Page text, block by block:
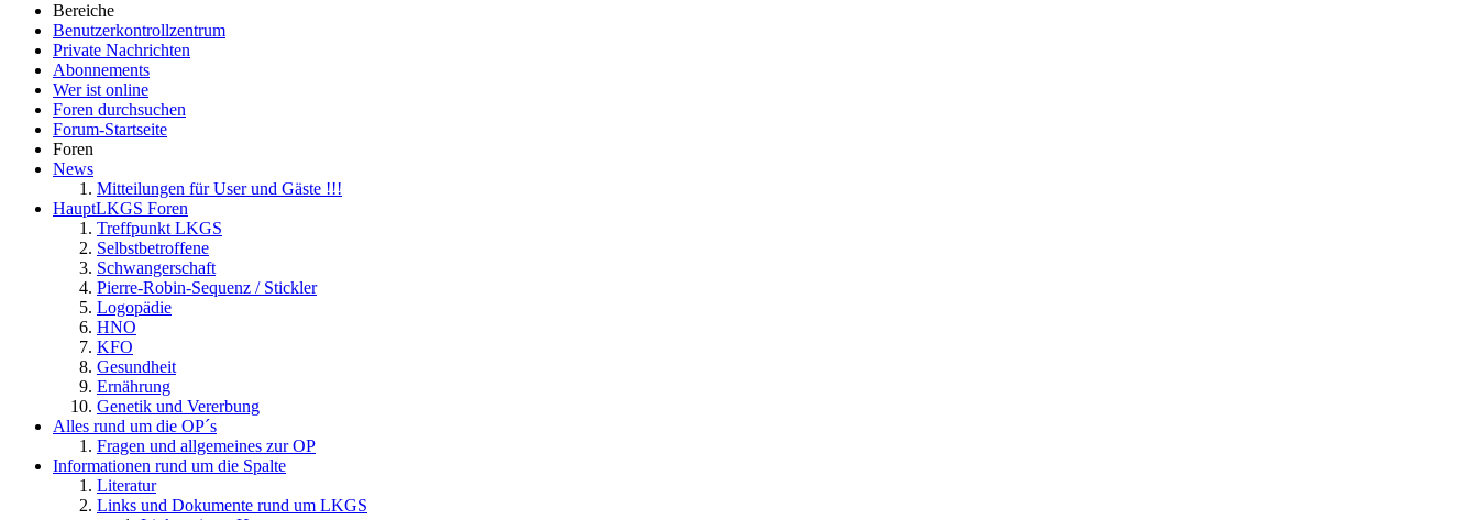
Bereiche
Benutzerkontrollzentrum
Private Nachrichten
Abonnements
Wer ist online
Foren durchsuchen
Forum-Startseite
Foren
News
Mitteilungen für User und Gäste !!!
HauptLKGS Foren
Treffpunkt LKGS
Selbstbetroffene
Schwangerschaft
Pierre-Robin-Sequenz / Stickler
Logopädie
HNO
KFO
Gesundheit
Ernährung
Genetik und Vererbung
Alles rund um die OP´s
Fragen und allgemeines zur OP
Informationen rund um die Spalte
Literatur
Links und Dokumente rund um LKGS